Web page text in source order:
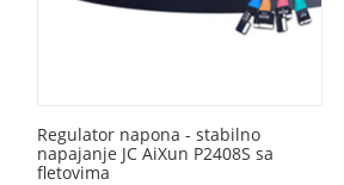
Regulator napona - stabilno
napajanje JC AiXun P2408S sa
fletovima